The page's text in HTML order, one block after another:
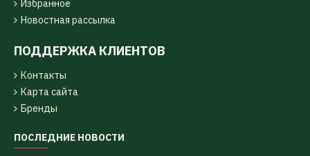
Избранное
Новостная рассылка
ПОДДЕРЖКА КЛИЕНТОВ
Контакты
Карта сайта
Бренды
ПОСЛЕДНИЕ НОВОСТИ